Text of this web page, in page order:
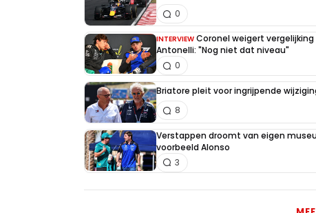
0
INTERVIEW Coronel weigert
Antonelli: "Nog niet dat niveau"
0
Briatore pleit voor ingrijpende
8
Verstappen droomt van eigen
voorbeeld Alonso
3